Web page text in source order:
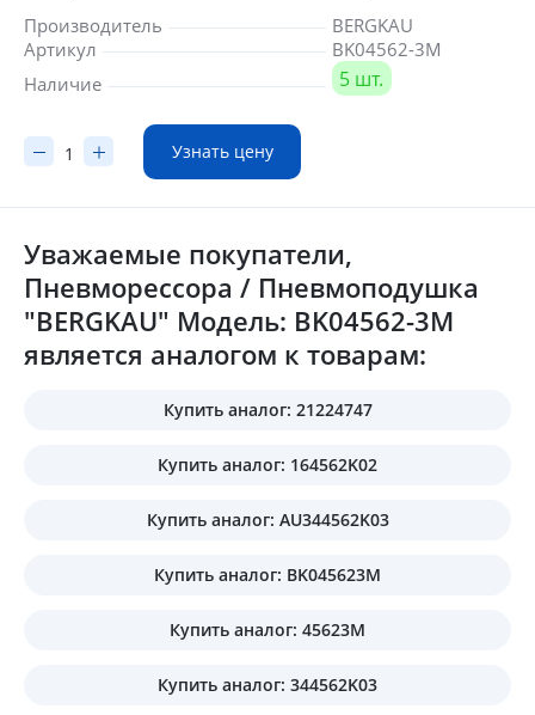
Производитель
BERGKAU
Артикул
BK04562-3M
Наличие
5 шт.
Узнать цену
Уважаемые покупатели,
Пневморессора / Пневмоподушка
"BERGKAU" Модель: BK04562-3M
является аналогом к товарам:
Купить аналог: 21224747
Купить аналог: 164562K02
Купить аналог: AU344562K03
Купить аналог: BK045623M
Купить аналог: 45623M
Купить аналог: 344562K03